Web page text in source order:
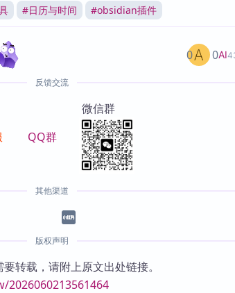
#日历与时间 #obsidian插件
AI
0 0
反馈交流
QQ群
微信群
其他渠道
版权声明
转载，请附上原文出处链接。